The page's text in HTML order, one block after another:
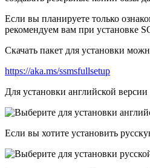
Если вы планируете только
рекомендуем вам при установке
Скачать пакет для установки
https://aka.ms/ssmsfullsetup
Для установки английской
Если вы хотите установить